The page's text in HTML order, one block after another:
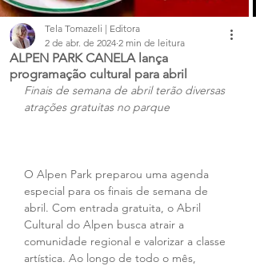
ALPEN PARK CANELA lança
programação cultural para abril
Tela Tomazeli | Editora
2 de abr. de 2024 2 min de leitura
Finais de semana de abril terão diversas
atrações gratuitas no parque
O Alpen Park preparou uma agenda
especial para os finais de semana de
abril. Com entrada gratuita, o Abril
Cultural do Alpen busca atrair a
comunidade regional e valorizar a classe
artística. Ao longo de todo o mês,